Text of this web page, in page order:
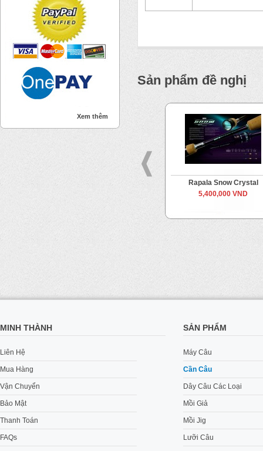
Xem thêm
Sản phẩm đề nghị
Rapala Snow Crystal
5,400,000 VND
MINH THÀNH
Liên Hệ
Mua Hàng
Vận Chuyển
Bảo Mật
Thanh Toán
FAQs
SẢN PHẨM
Máy Câu
Cần Câu
Dây Câu Các Loại
Mồi Giả
Mồi Jig
Lưỡi Câu